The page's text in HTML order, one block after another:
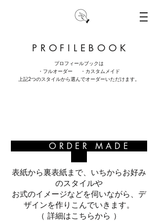
P R O F I L E B O O K
プロフィールブックは
・フルオーダー ・ カスタムメイド
上記2つのスタイルから選んでオーダーいただけます。
ORDER MADE
表紙から裏表紙まで、いちからお好み
のスタイルや
お式のイメージなどを伺いながら、 デ
ザインを作りこんでいきます。
​（ 詳細はこちらから ）